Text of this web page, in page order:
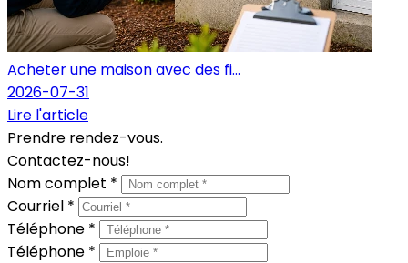
Acheter une maison avec des fi...
2026-07-31
Lire l'article
Prendre rendez-vous.
Contactez-nous!
Nom complet *
Courriel *
Téléphone *
Téléphone *